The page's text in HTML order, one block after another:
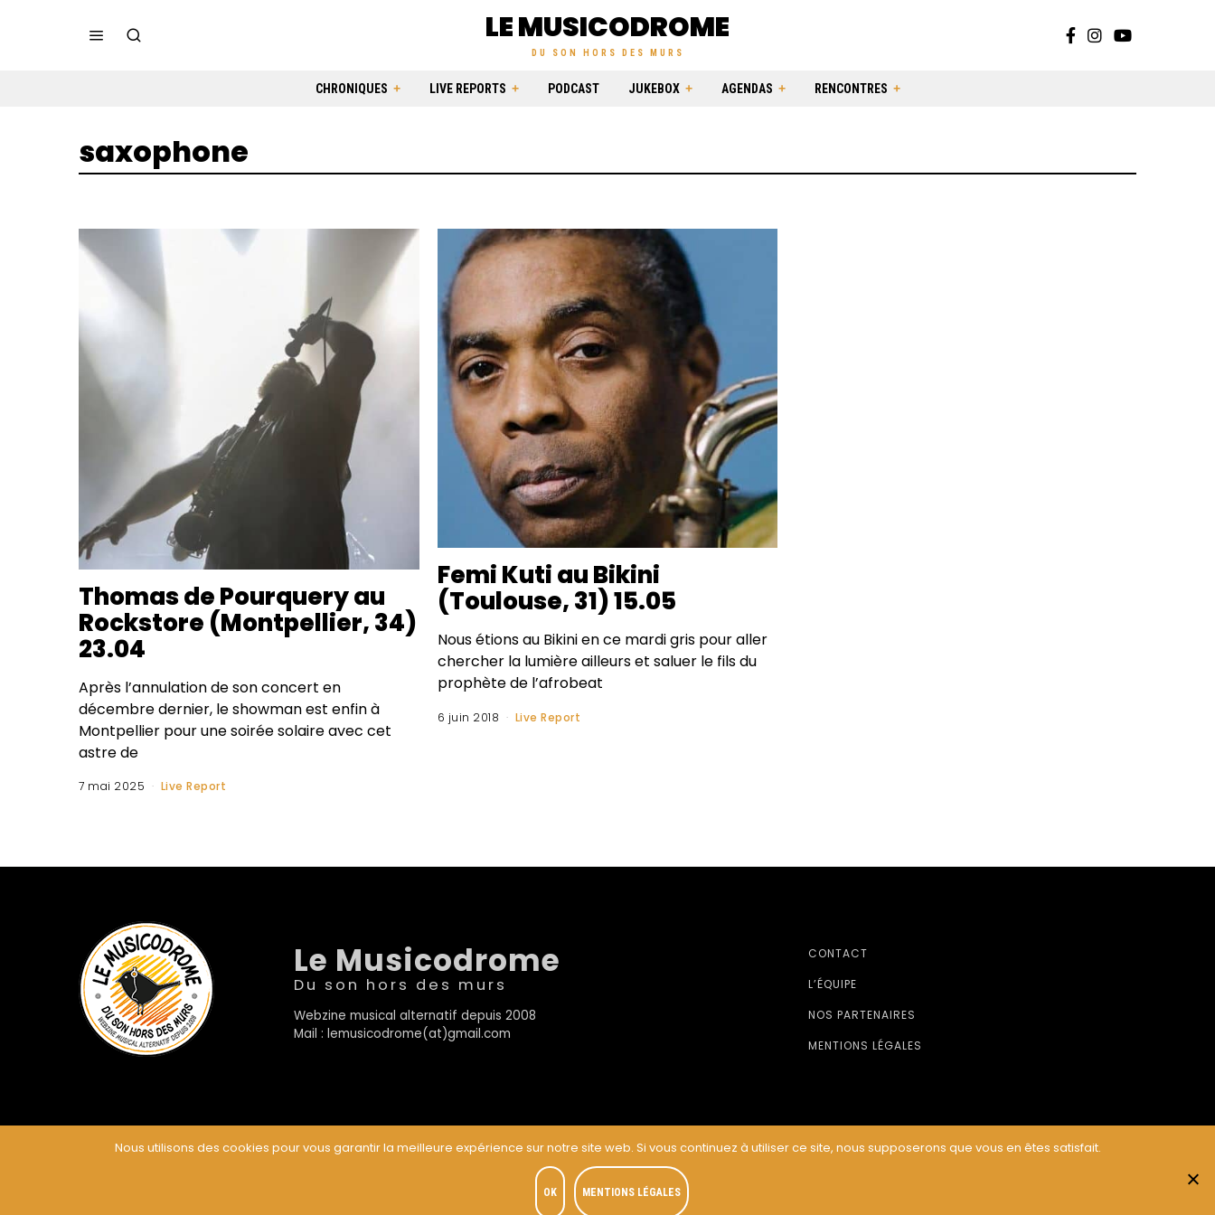
LE MUSICODROME
DU SON HORS DES MURS
CHRONIQUES LIVE REPORTS PODCAST JUKEBOX AGENDAS RENCONTRES
saxophone
Thomas de Pourquery au
Rockstore (Montpellier, 34)
23.04
Après l’annulation de son concert en
décembre dernier, le showman est enfin à
Montpellier pour une soirée solaire avec cet
astre de
7 mai 2025 Live Report
Femi Kuti au Bikini
(Toulouse, 31) 15.05
Nous étions au Bikini en ce mardi gris pour aller
chercher la lumière ailleurs et saluer le fils du
prophète de l’afrobeat
6 juin 2018 Live Report
Le Musicodrome
Du son hors des murs
Webzine musical alternatif depuis 2008
Mail : lemusicodrome(at)gmail.com
CONTACT
L’ÉQUIPE
NOS PARTENAIRES
MENTIONS LÉGALES
Nous utilisons des cookies pour vous garantir la meilleure expérience sur notre site web. Si vous continuez à utiliser ce site, nous supposerons que vous en êtes satisfait.
OK MENTIONS LÉGALES